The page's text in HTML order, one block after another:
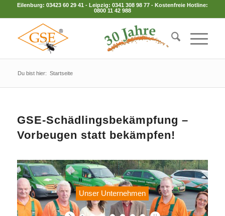
Eilenburg: 03423 60 29 41 - Leipzig: 0341 308 98 77- Kostenfreie Hotline:
0800 11 42 988
Du bist hier: Startseite
GSE-Schädlingsbekämpfung –
Vorbeugen statt bekämpfen!
Unser Unternehmen